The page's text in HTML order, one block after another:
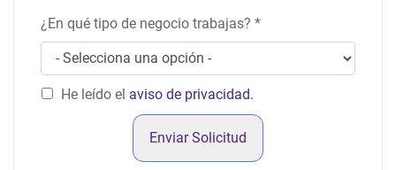
¿En qué tipo de negocio trabajas? *
He leído el aviso de privacidad.
Enviar Solicitud